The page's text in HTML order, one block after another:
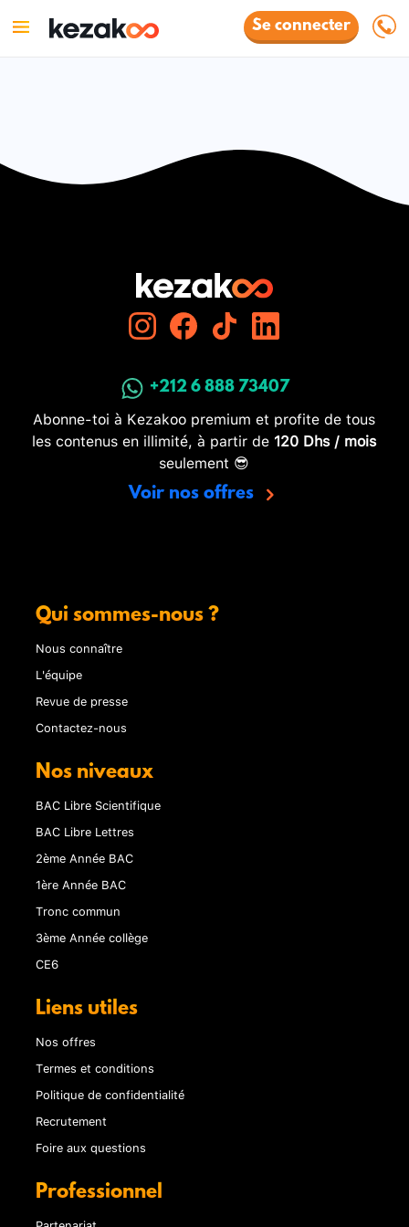
Se connecter
+212 6 888 73407
Abonne-toi à Kezakoo premium et profite de tous
les contenus en illimité, à partir de 120 Dhs / mois
seulement 😎
Voir nos offres
Qui sommes-nous ?
Nous connaître
L'équipe
Revue de presse
Contactez-nous
Nos niveaux
BAC Libre Scientifique
BAC Libre Lettres
2ème Année BAC
1ère Année BAC
Tronc commun
3ème Année collège
CE6
Liens utiles
Nos offres
Termes et conditions
Politique de confidentialité
Recrutement
Foire aux questions
Professionnel